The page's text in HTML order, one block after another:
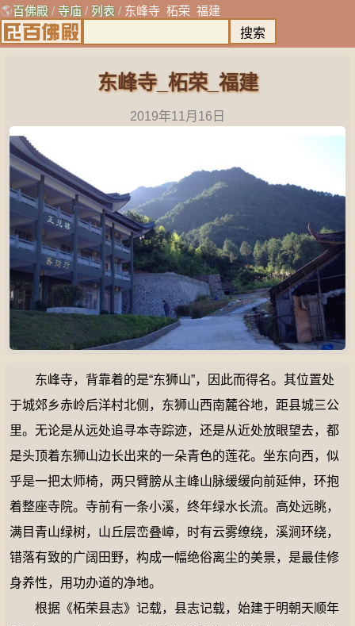
🌎百佛殿 / 寺庙/ 列表 / 东峰寺_柘荣_福建
东峰寺_柘荣_福建
2019年11月16日
东峰寺，背靠着的是“东狮山”，因此而得名。其位置处
于城郊乡赤岭后洋村北侧，东狮山西南麓谷地，距县城三公
里。无论是从远处追寻本寺踪迹，还是从近处放眼望去，都
是头顶着东狮山边长出来的一朵青色的莲花。坐东向西，似
乎是一把太师椅，两只臂膀从主峰山脉缓缓向前延伸，环抱
着整座寺院。寺前有一条小溪，终年绿水长流。高处远眺，
满目青山绿树，山丘层峦叠嶂，时有云雾缭绕，溪涧环绕，
错落有致的广阔田野，构成一幅绝俗离尘的美景，是最佳修
身养性，用功办道的净地。
根据《柘荣县志》记载，县志记载，始建于明朝天顺年